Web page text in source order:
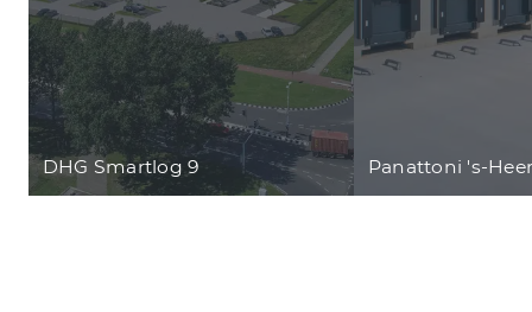
DHG Smartlog 9 Panattoni 's-